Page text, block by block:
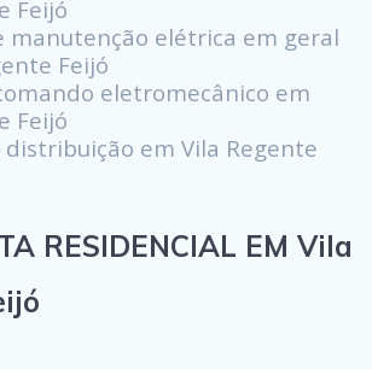
Feijó
manutenção elétrica em geral
Feijó
eletromecânico em
Feijó
distribuição em Vila Regente
RESIDENCIAL EM Vila